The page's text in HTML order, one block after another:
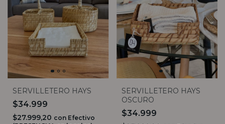
SERVILLETERO HAYS
$34.999
$27.999,20 con Efectivo
SERVILLETERO HAYS
OSCURO
$34.999